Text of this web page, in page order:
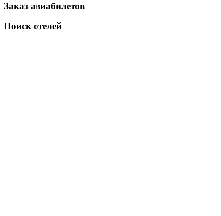
Заказ авиабилетов
Поиск отелей